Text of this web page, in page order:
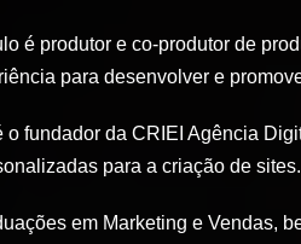
é produtor e co-produtor de
para desenvolver e
o fundador da CRIEI Agência
para a criação de sites.
em Marketing e Vendas,